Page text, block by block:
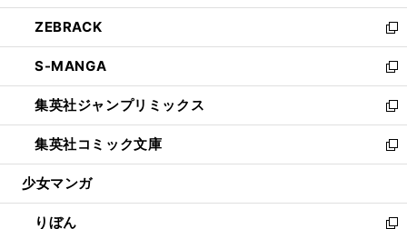
開
く
ウ
で
開
く
ン
ド
ウ
で
開
く
ウ
ィ
ン
ド
ウ
で
開
く
し
い
ウ
ィ
ン
ド
ウ
で
開
ZEBRACK
新
し
い
ウ
ィ
ン
ド
ウ
開
く
S-MANGA
新
し
い
ウ
ィ
ン
ウ
で
集英社ジャンプリミックス
新
し
い
ウ
ン
ド
集英社コミック文庫
新
し
ウ
ィ
少女マンガ
りぼん